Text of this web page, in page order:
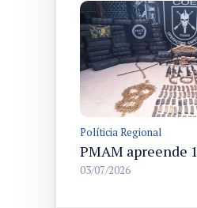
Políticia Regional
03/07/2026